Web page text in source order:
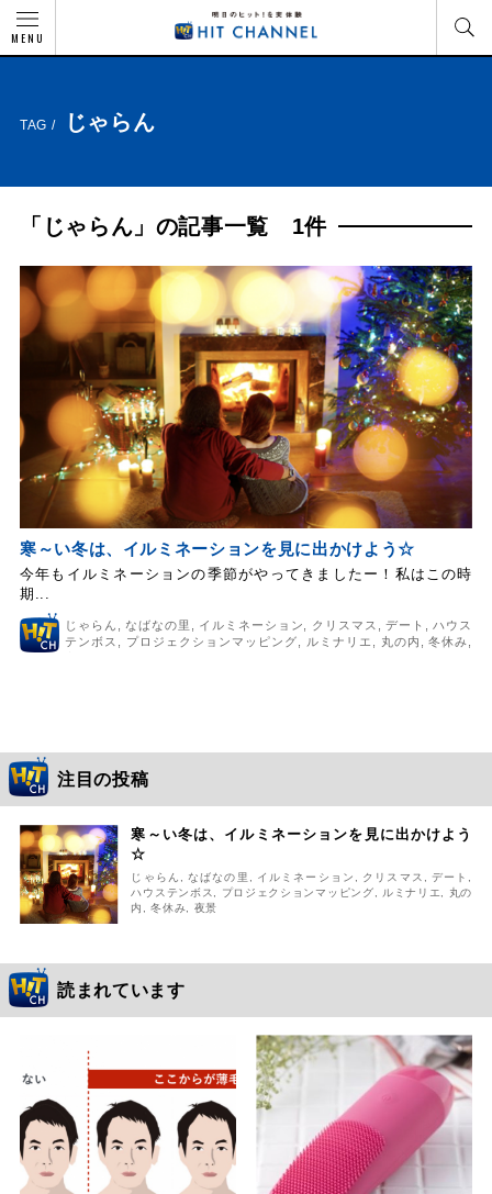
MENU
TAG / じゃらん
「じゃらん」の記事一覧 1件
寒～い冬は、イルミネーションを見に出かけよう☆
今年もイルミネーションの季節がやってきましたー！私はこの時
期...
じゃらん ,なばなの里 イルミネーション クリスマス ,デート ,ハウス
テンボス
プロジェクションマッピング ルミナリエ 丸の内 ,冬休み
注目の投稿
寒～い冬は、イルミネーションを見に出かけよう
☆
じゃらん ,なばなの里 , イルミネーション , クリスマス , デート ,
ハウステンボス, プロジェクションマッピング, ルミナリエ,
丸の
内 ,冬休み, 夜景
読まれています